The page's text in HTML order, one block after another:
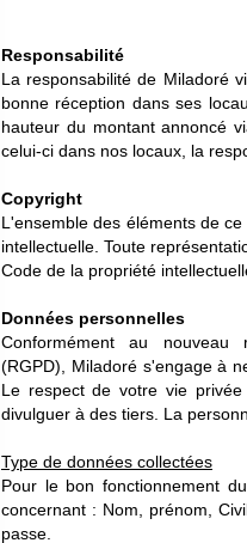
Responsabilité
La responsabilité de Miladoré
bonne réception dans ses
hauteur du montant annoncé
celui-ci dans nos locaux, la
Copyright
L'ensemble des éléments de
intellectuelle. Toute
Code de la propriété
Données personnelles
Conformément au
(RGPD), Miladoré s'engage à
Le respect de votre vie
divulguer à des tiers. La
Type de données collectées
Pour le bon fonctionnement
concernant : Nom, prénom,
passe.